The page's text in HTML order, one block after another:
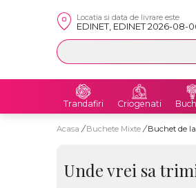
Locatia si data de livrare este
EDINET, EDINET 2026-08-
Trandafiri Criogenati
Acasa / Buchete Mixte / Buchet de
Unde vrei sa